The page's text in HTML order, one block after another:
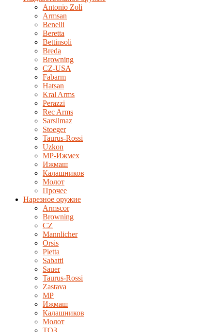
Antonio Zoli
Armsan
Benelli
Beretta
Bettinsoli
Breda
Browning
CZ-USA
Fabarm
Hatsan
Kral Arms
Perazzi
Rec Arms
Sarsilmaz
Stoeger
Taurus-Rossi
Uzkon
MP-Ижмех
Ижмаш
Калашников
Молот
Прочее
Нарезное оружие
Armscor
Browning
CZ
Mannlicher
Orsis
Pietta
Sabatti
Sauer
Taurus-Rossi
Zastava
MP
Ижмаш
Калашников
Молот
ТОЗ